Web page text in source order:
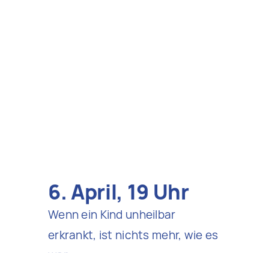
6. April, 19 Uhr
Wenn ein Kind unheilbar
erkrankt, ist nichts mehr, wie es